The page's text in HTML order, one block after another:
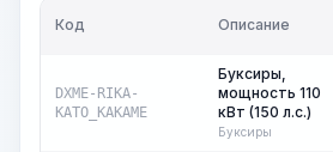
Код Описание
DXME-RIKA-
KATO_KAKAME
Буксиры,
мощность 110
кВт (150 л.с.)
Буксиры